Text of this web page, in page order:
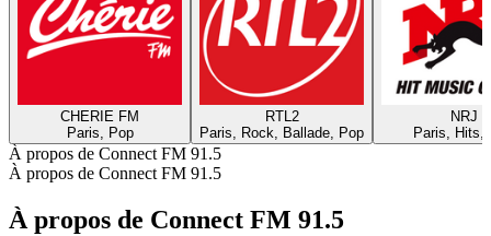
CHERIE FM
Paris, Pop
RTL2
Paris, Rock, Ballade, Pop
NRJ
Paris, Hits,
À propos de Connect FM 91.5
À propos de Connect FM 91.5
À propos de Connect FM 91.5